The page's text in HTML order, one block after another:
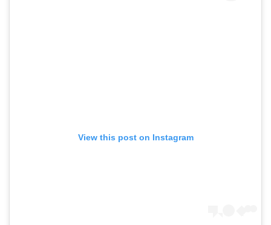
View this post on Instagram